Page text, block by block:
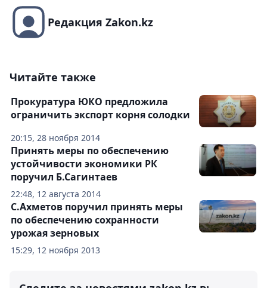
Редакция Zakon.kz
Читайте также
20:15, 28 ноября 2014
Прокуратура ЮКО предложила
ограничить экспорт корня солодки
22:48, 12 августа 2014
Принять меры по обеспечению
устойчивости экономики РК
поручил Б.Сагинтаев
15:29, 12 ноября 2013
С.Ахметов поручил принять меры
по обеспечению сохранности
урожая зерновых